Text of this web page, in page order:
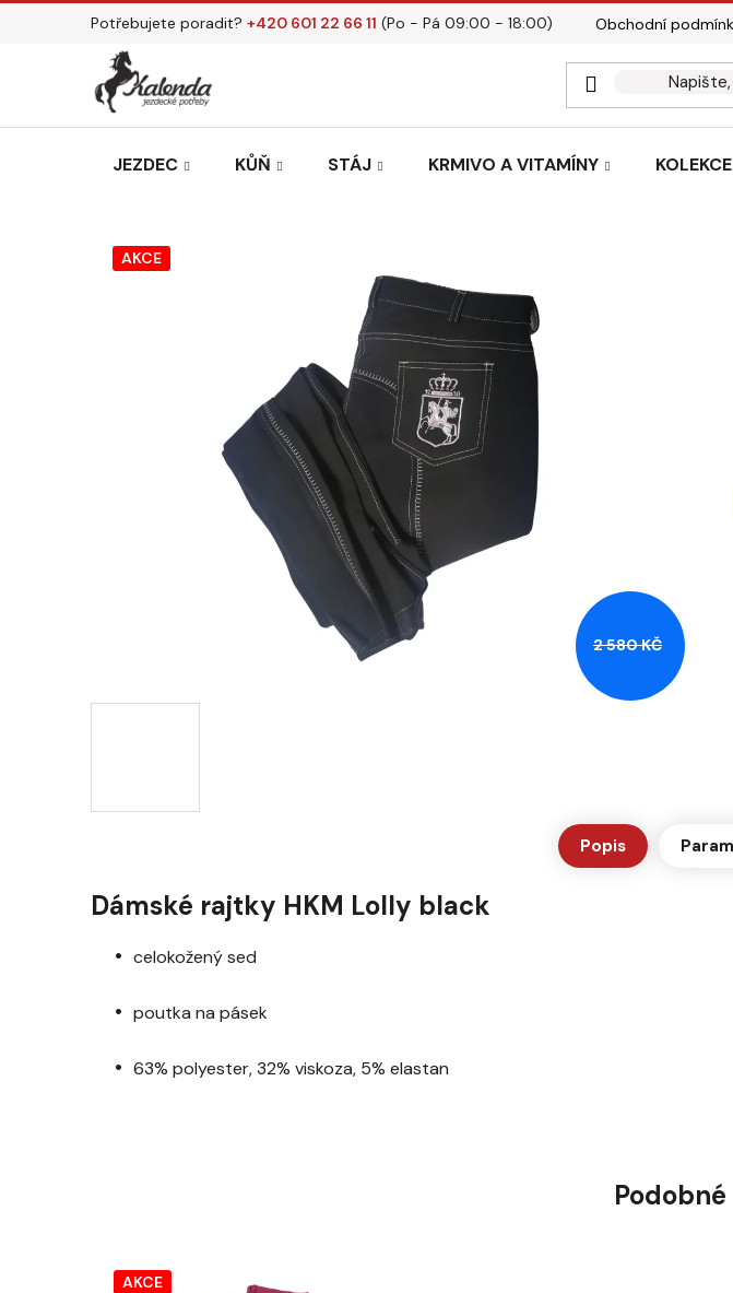
Přejít
Potřebujete poradit? +420 601 22 66 11 (Po - Pá 09:00 - 18:00) Obchodní
JEZDEC KŮŇ STÁJ KRMIVO A VITAMÍNY KOLEKCE
AKCE
2 580 KČ
Popis
Dámské rajtky HKM Lolly black
celokožený sed
poutka na pásek
63% polyester, 32% viskoza, 5% elastan
AKCE